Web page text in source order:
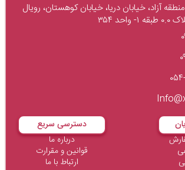
آزاد، خیابان دریا، خیابان کوهستان، رویال
دسترسی سریع
درباره ما
قوانین و مقرارت
ارتباط با ما